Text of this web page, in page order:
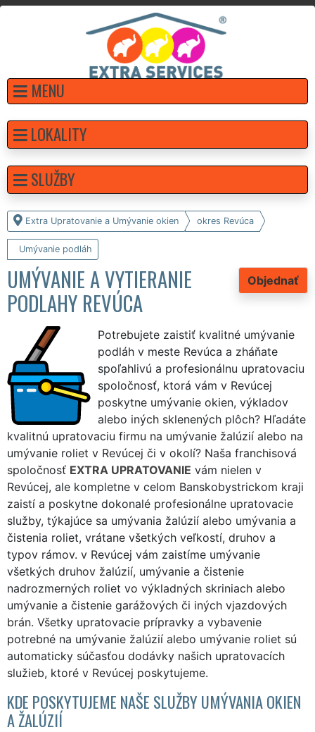
MENU
Extra Upratovanie a Umývanie okien okres Revúca
Umývanie podláh
Objednať
UMÝVANIE A VYTIERANIE
PODLAHY REVÚCA
Potrebujete zaistiť kvalitné umývanie
podláh v meste Revúca a zháňate
spoľahlivú a profesionálnu upratovaciu
spoločnosť, ktorá vám v Revúcej
poskytne umývanie okien, výkladov
alebo iných sklenených plôch? Hľadáte
kvalitnú upratovaciu firmu na umývanie žalúzií alebo na
umývanie roliet v Revúcej či v okolí? Naša franchisová
spoločnosť EXTRA UPRATOVANIE vám nielen v
Revúcej, ale kompletne v celom Banskobystrickom kraji
zaistí a poskytne dokonalé profesionálne upratovacie
služby, týkajúce sa umývania žalúzií alebo umývania a
čistenia roliet, vrátane všetkých veľkostí, druhov a
typov rámov. v Revúcej vám zaistíme umývanie
všetkých druhov žalúzií, umývanie a čistenie
nadrozmerných roliet vo výkladných skriniach alebo
umývanie a čistenie garážových či iných vjazdových
brán. Všetky upratovacie prípravky a vybavenie
potrebné na umývanie žalúzií alebo umývanie roliet sú
automaticky súčasťou dodávky našich upratovacích
služieb, ktoré v Revúcej poskytujeme.
KDE POSKYTUJEME NAŠE SLUŽBY UMÝVANIA OKIEN
A ŽALÚZIÍ
LOKALITY
SLUŽBY